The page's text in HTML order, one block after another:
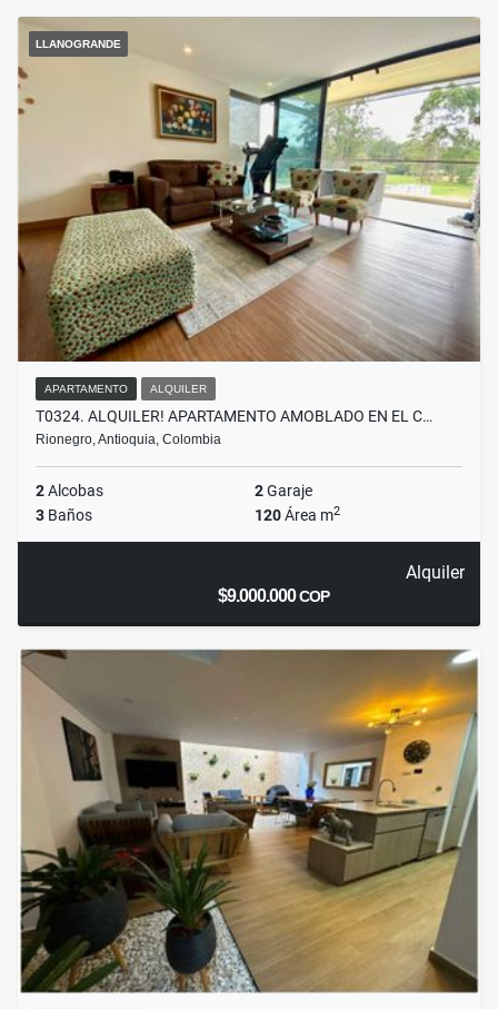
LLANOGRANDE
APARTAMENTO ALQUILER
T0324. ALQUILER! APARTAMENTO AMOBLADO EN EL C…
Rionegro, Antioquia, Colombia
2Alcobas 2Garaje
3 Baños 120Área m2
Alquiler
$9.000.000COP